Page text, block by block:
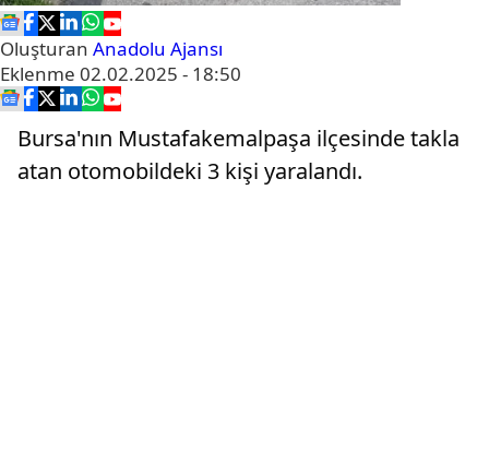
Oluşturan Anadolu Ajansı
Eklenme 02.02.2025 - 18:50
Bursa'nın Mustafakemalpaşa ilçesinde takla
atan otomobildeki 3 kişi yaralandı.